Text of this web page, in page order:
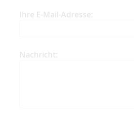
Ihre E-Mail-Adresse:
Nachricht: